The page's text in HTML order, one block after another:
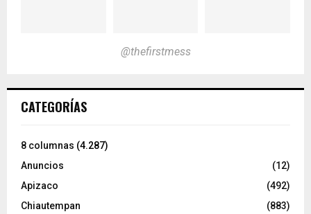
@thefirstmess
CATEGORÍAS
8 columnas (4.287)
Anuncios
(12)
Apizaco
(492)
Chiautempan
(883)